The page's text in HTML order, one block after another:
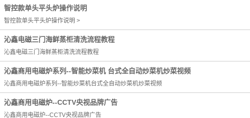
智控款单头平头炉操作说明
智控款单头平头炉操作说明 >
沁鑫电磁三门海鲜蒸柜清洗流程教程
沁鑫电磁三门海鲜蒸柜清洗流程教程
沁鑫商用电磁炉系列--智能炒菜机 台式全自动炒菜机炒菜视频
沁鑫商用电磁炉系列--智能炒菜机台式全自动炒菜机炒菜视频
沁鑫商用电磁炉--CCTV央视品牌广告
沁鑫商用电磁炉--CCTV央视品牌广告